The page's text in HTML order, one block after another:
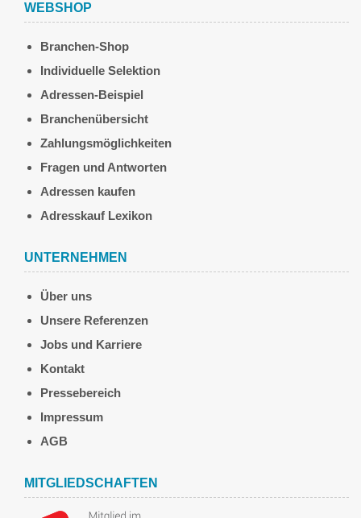
WEBSHOP
Branchen-Shop
Individuelle Selektion
Adressen-Beispiel
Branchenübersicht
Zahlungsmöglichkeiten
Fragen und Antworten
Adressen kaufen
Adresskauf Lexikon
UNTERNEHMEN
Über uns
Unsere Referenzen
Jobs und Karriere
Kontakt
Pressebereich
Impressum
AGB
MITGLIEDSCHAFTEN